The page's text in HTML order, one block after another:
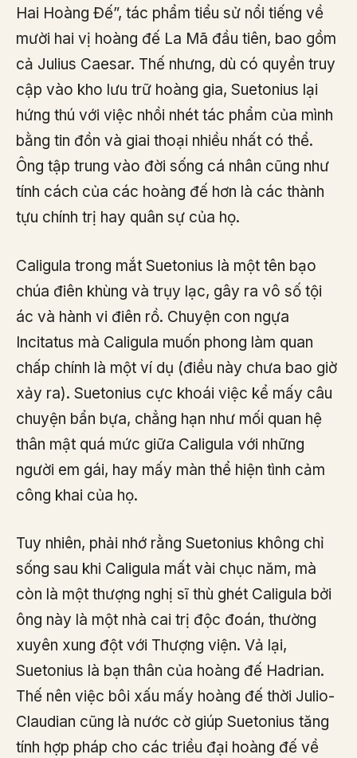
Hai Hoàng Đế”, tác phẩm tiểu sử nổi tiếng về
mười hai vị hoàng đế La Mã đầu tiên, bao gồm
cả Julius Caesar. Thế nhưng, dù có quyền truy
cập vào kho lưu trữ hoàng gia, Suetonius lại
hứng thú với việc nhồi nhét tác phẩm của mình
bằng tin đồn và giai thoại nhiều nhất có thể.
Ông tập trung vào đời sống cá nhân cũng như
tính cách của các hoàng đế hơn là các thành
tựu chính trị hay quân sự của họ.
Caligula trong mắt Suetonius là một tên bạo
chúa điên khùng và trụy lạc, gây ra vô số tội
ác và hành vi điên rồ. Chuyện con ngựa
Incitatus mà Caligula muốn phong làm quan
chấp chính là một ví dụ (điều này chưa bao giờ
xảy ra). Suetonius cực khoái việc kể mấy câu
chuyện bẩn bựa, chẳng hạn như mối quan hệ
thân mật quá mức giữa Caligula với những
người em gái, hay mấy màn thể hiện tình cảm
công khai của họ.
Tuy nhiên, phải nhớ rằng Suetonius không chỉ
sống sau khi Caligula mất vài chục năm, mà
còn là một thượng nghị sĩ thù ghét Caligula bởi
ông này là một nhà cai trị độc đoán, thường
xuyên xung đột với Thượng viện. Vả lại,
Suetonius là bạn thân của hoàng đế Hadrian.
Thế nên việc bôi xấu mấy hoàng đế thời Julio-
Claudian cũng là nước cờ giúp Suetonius tăng
tính hợp pháp cho các triều đại hoàng đế về